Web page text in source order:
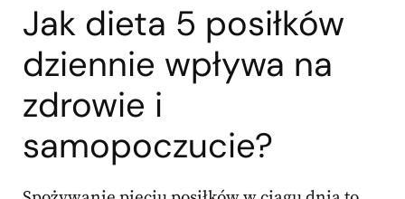
Jak dieta 5 posiłków
dziennie wpływa na
zdrowie i
samopoczucie?